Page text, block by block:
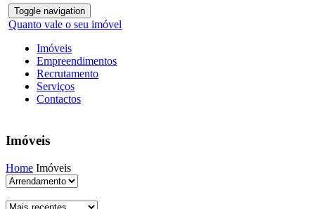
Toggle navigation
Quanto vale o seu imóvel
Imóveis
Empreendimentos
Recrutamento
Serviços
Contactos
Imóveis
Home Imóveis